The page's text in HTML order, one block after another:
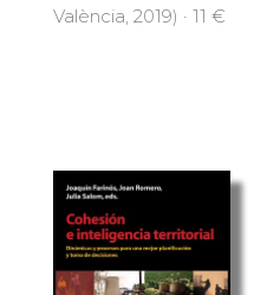
València, 2019) · 11 €